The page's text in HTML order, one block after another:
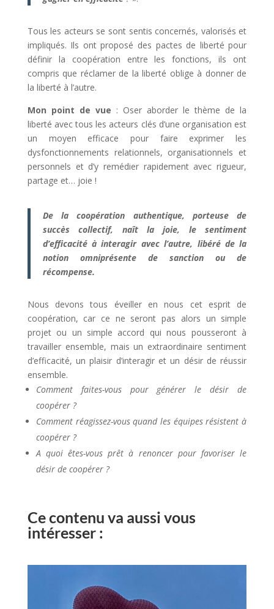
Tous les acteurs se sont sentis concernés, valorisés et
impliqués. Ils ont proposé des pactes de liberté pour
définir la coopération entre les fonctions, ils ont
compris que réclamer de la liberté oblige à donner de
la liberté à l’autre.
Mon point de vue : Oser aborder le thème de la
liberté avec tous les acteurs clés d’une organisation est
un moyen efficace pour faire exprimer les
dysfonctionnements relationnels, organisationnels et
personnels et d’y remédier rapidement avec rigueur,
partage et… joie !
De la coopération authentique, porteuse de
succès collectif, naît la joie, le sentiment
d’efficacité à interagir avec l’autre, libéré de la
notion omniprésente de sanction ou de
récompense.
Nous devons tous éveiller en nous cet esprit de
coopération, car ce ne seront pas alors un simple
projet ou un simple accord qui nous pousseront à
travailler ensemble, mais un extraordinaire sentiment
d’efficacité, un plaisir d’interagir et un désir de réussir
ensemble.
Comment faites-vous pour générer le désir de
coopérer ?
Comment réagissez-vous quand les équipes résistent à
coopérer ?
A quoi êtes-vous prêt à renoncer pour favoriser le
désir de coopérer ?
Ce contenu va aussi vous
intéresser :